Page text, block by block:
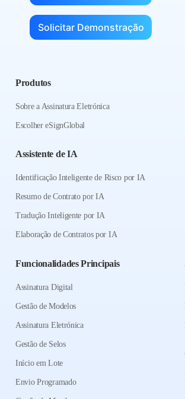
Solicitar Demonstração
Produtos
Sobre a Assinatura Eletrónica
Escolher eSignGlobal
Assistente de IA
Identificação Inteligente de Risco por IA
Resumo de Contrato por IA
Tradução Inteligente por IA
Elaboração de Contratos por IA
Funcionalidades Principais
Assinatura Digital
Gestão de Modelos
Assinatura Eletrónica
Gestão de Selos
Início em Lote
Envio Programado